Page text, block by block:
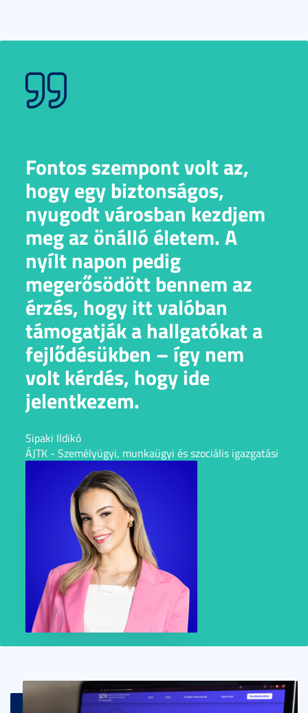
Fontos szempont volt az,
hogy egy biztonságos,
nyugodt városban kezdjem
meg az önálló életem. A
nyílt napon pedig
megerősödött bennem az
érzés, hogy itt valóban
támogatják a hallgatókat a
fejlődésükben – így nem
volt kérdés, hogy ide
jelentkezem.
Sipaki Ildikó
ÁJTK - Személyügyi, munkaügyi és szociális igazgatási